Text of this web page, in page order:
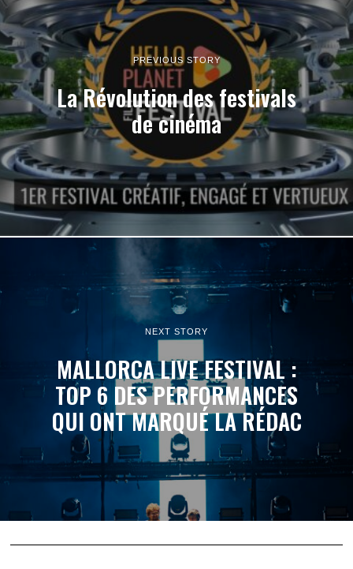
PREVIOUS STORY
La Révolution des festivals
de cinéma
NEXT STORY
MALLORCA LIVE FESTIVAL :
TOP 6 DES PERFORMANCES
QUI ONT MARQUÉ LA RÉDAC